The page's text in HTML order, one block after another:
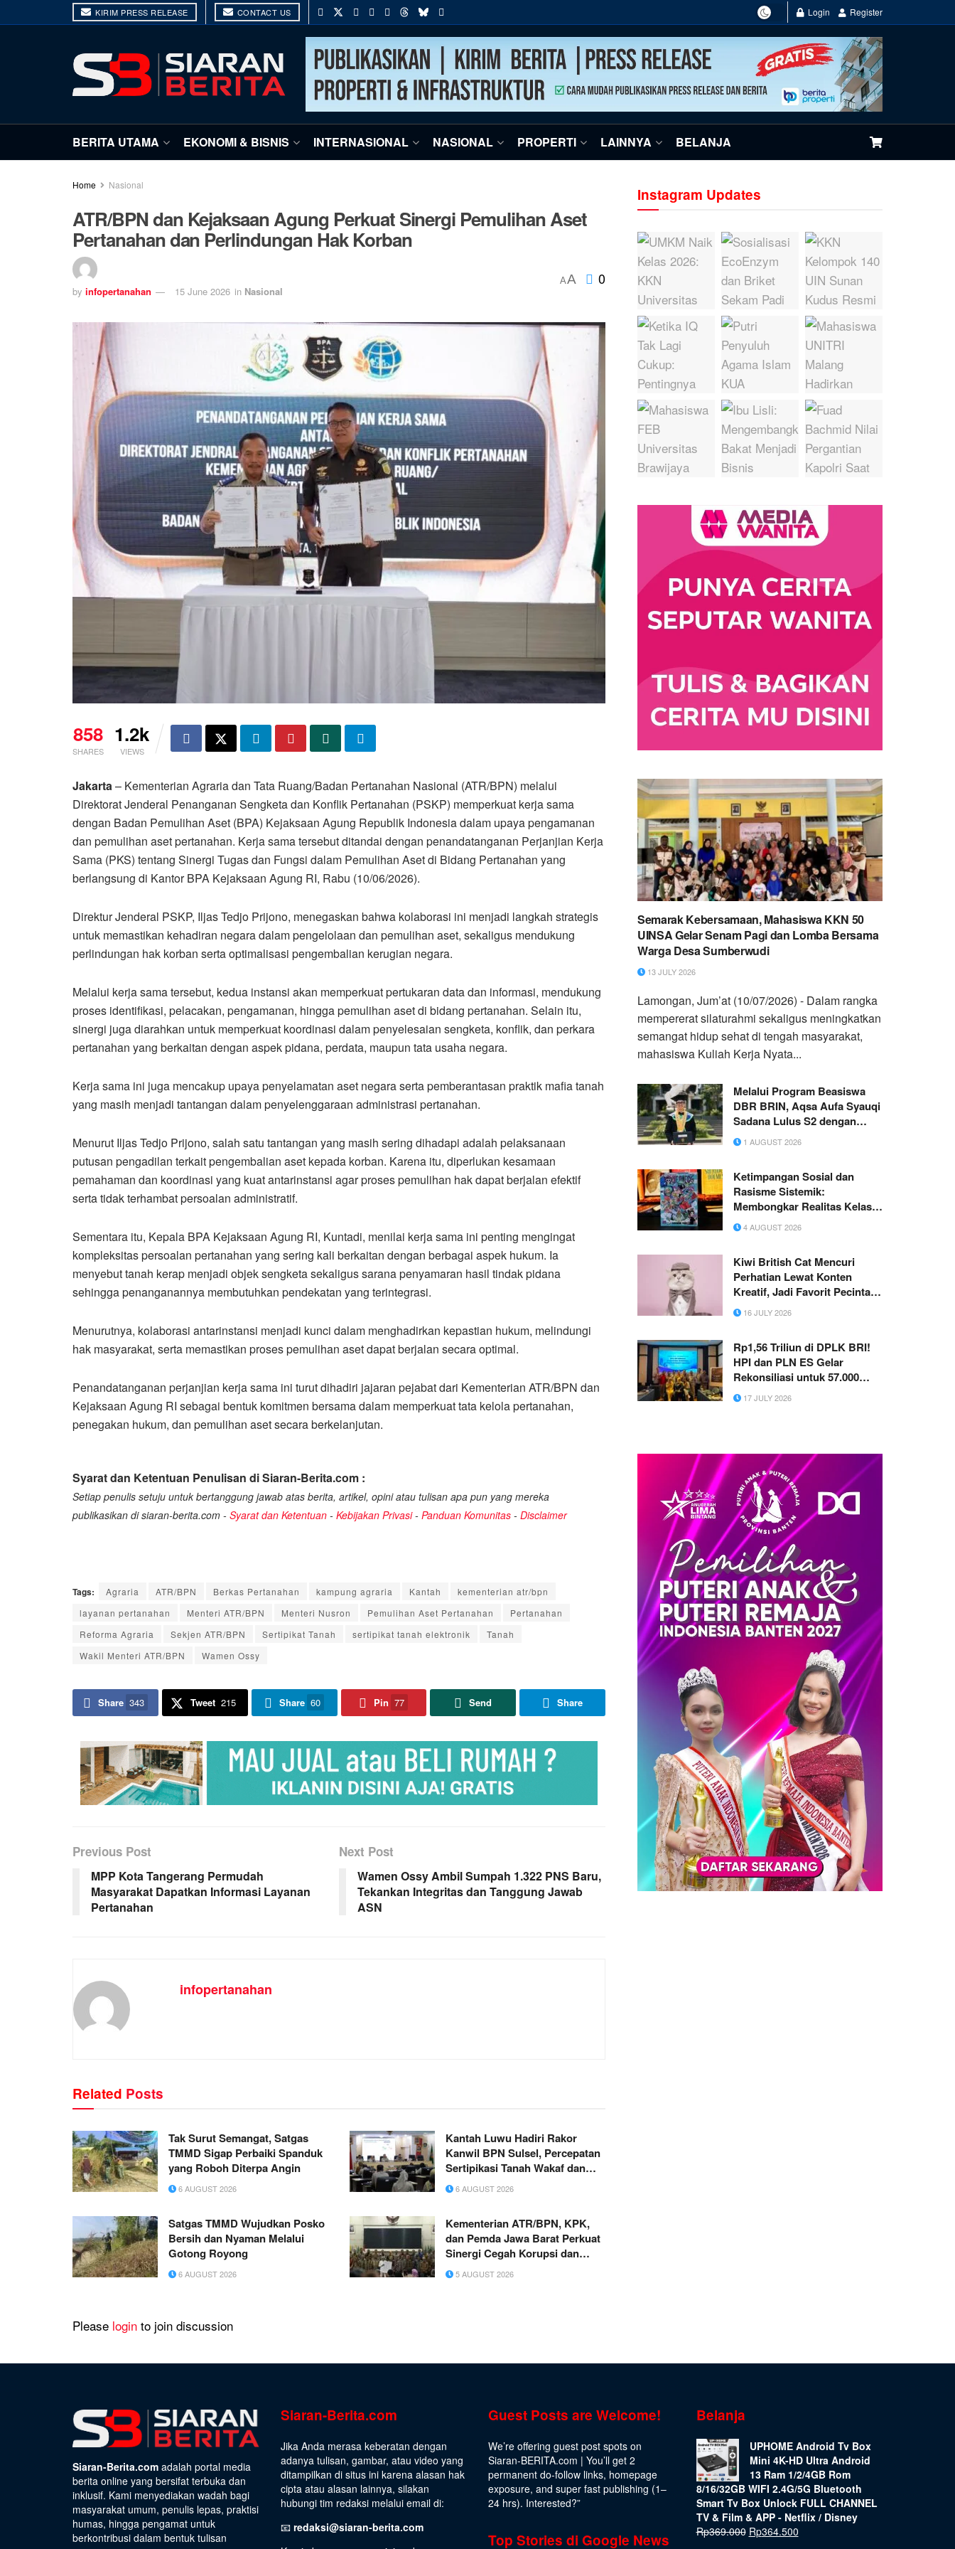
KIRIM PRESS RELEASE CONTACT US Login Register
BERITA UTAMA EKONOMI & BISNIS INTERNASIONAL NASIONAL PROPERTI LAINNYA BELANJA
Home Nasional
ATR/BPN dan Kejaksaan Agung Perkuat Sinergi Pemulihan Aset
Pertanahan dan Perlindungan Hak Korban
by infopertanahan 15 June 2026 in Nasional
AA 0
858
SHARES
1.2k
VIEWS
Jakarta– Kementerian Agraria dan Tata Ruang/Badan Pertanahan Nasional (ATR/BPN) melalui
Direktorat Jenderal Penanganan Sengketa dan Konflik Pertanahan (PSKP) memperkuat kerja sama
dengan Badan Pemulihan Aset (BPA) Kejaksaan Agung Republik Indonesia dalam upaya pengamanan
dan pemulihan aset pertanahan. Kerja sama tersebut ditandai dengan penandatanganan Perjanjian Kerja
Sama (PKS) tentang Sinergi Tugas dan Fungsi dalam Pemulihan Aset di Bidang Pertanahan yang
berlangsung di Kantor BPA Kejaksaan Agung RI, Rabu (10/06/2026).
Direktur Jenderal PSKP, Iljas Tedjo Prijono, menegaskan bahwa kolaborasi ini menjadi langkah strategis
untuk memastikan kehadiran negara dalam pengelolaan dan pemulihan aset, sekaligus mendukung
perlindungan hak korban serta optimalisasi pengembalian kerugian negara.
Melalui kerja sama tersebut, kedua instansi akan memperkuat pertukaran data dan informasi, mendukung
proses identifikasi, pelacakan, pengamanan, hingga pemulihan aset di bidang pertanahan. Selain itu,
sinergi juga diarahkan untuk memperkuat koordinasi dalam penyelesaian sengketa, konflik, dan perkara
pertanahan yang berkaitan dengan aspek pidana, perdata, maupun tata usaha negara.
Kerja sama ini juga mencakup upaya penyelamatan aset negara serta pemberantasan praktik mafia tanah
yang masih menjadi tantangan dalam penyelenggaraan administrasi pertanahan.
Menurut Iljas Tedjo Prijono, salah satu tantangan yang masih sering dihadapi adalah pelaksanaan
putusan pengadilan terkait pengembalian aset kepada korban. Karena itu, diperlukan kesamaan
pemahaman dan koordinasi yang kuat antarinstansi agar proses pemulihan hak dapat berjalan efektif
serta tidak terhambat persoalan administratif.
Sementara itu, Kepala BPA Kejaksaan Agung RI, Kuntadi, menilai kerja sama ini penting mengingat
kompleksitas persoalan pertanahan yang sering kali berkaitan dengan berbagai aspek hukum. Ia
menyebut tanah kerap menjadi objek sengketa sekaligus sarana penyamaran hasil tindak pidana
sehingga penanganannya membutuhkan pendekatan yang terintegrasi.
Menurutnya, kolaborasi antarinstansi menjadi kunci dalam menghadirkan kepastian hukum, melindungi
hak masyarakat, serta memastikan proses pemulihan aset dapat berjalan secara optimal.
Penandatanganan perjanjian kerja sama ini turut dihadiri jajaran pejabat dari Kementerian ATR/BPN dan
Kejaksaan Agung RI sebagai bentuk komitmen bersama dalam memperkuat tata kelola pertanahan,
penegakan hukum, dan pemulihan aset secara berkelanjutan.
Syarat dan Ketentuan Penulisan di Siaran-Berita.com :
Setiap penulis setuju untuk bertanggung jawab atas berita, artikel, opini atau tulisan apa pun yang mereka
publikasikan di siaran-berita.com - Syarat dan Ketentuan - Kebijakan Privasi- Panduan Komunitas - Disclaimer
Tags: Agraria ATR/BPN Berkas Pertanahan kampung agraria Kantah
kementerian atr/bpn
layanan pertanahan
Menteri ATR/BPN Menteri Nusron Pemulihan Aset Pertanahan
Pertanahan
Reforma Agraria
Sekjen ATR/BPN Sertipikat Tanah sertipikat tanah elektronik
Tanah
Wakil Menteri ATR/BPN
Wamen Ossy
Share 343 Tweet 215 Share 60 Pin 77 Send Share
Previous Post
MPP Kota Tangerang Permudah
Masyarakat Dapatkan Informasi Layanan
Pertanahan
Next Post
Wamen Ossy Ambil Sumpah 1.322 PNS Baru,
Tekankan Integritas dan Tanggung Jawab
ASN
infopertanahan
Related Posts
Tak Surut Semangat, Satgas
TMMD Sigap Perbaiki Spanduk
yang Roboh Diterpa Angin
6 AUGUST 2026
Kantah Luwu Hadiri Rakor
Kanwil BPN Sulsel, Percepatan
Sertipikasi Tanah Wakaf dan
MBR Jadi Prioritas
6 AUGUST 2026
Satgas TMMD Wujudkan Posko
Bersih dan Nyaman Melalui
Gotong Royong
6 AUGUST 2026
Kementerian ATR/BPN, KPK,
dan Pemda Jawa Barat Perkuat
Sinergi Cegah Korupsi dan
Dorong Ekonomi Daerah
5 AUGUST 2026
Please login to join discussion
Instagram Updates
Semarak Kebersamaan, Mahasiswa KKN 50
UINSA Gelar Senam Pagi dan Lomba Bersama
Warga Desa Sumberwudi
13 JULY 2026
Lamongan, Jum’at (10/07/2026) - Dalam rangka
mempererat silaturahmi sekaligus meningkatkan
semangat hidup sehat di tengah masyarakat,
mahasiswa Kuliah Kerja Nyata...
Melalui Program Beasiswa
DBR BRIN, Aqsa Aufa Syauqi
Sadana Lulus S2 dengan
Predikat Cumlaude Terbaik
1 AUGUST 2026
Ketimpangan Sosial dan
Rasisme Sistemik:
Membongkar Realitas Kelas
dalam One Piece
4 AUGUST 2026
Kiwi British Cat Mencuri
Perhatian Lewat Konten
Kreatif, Jadi Favorit Pecinta
Kucing di TikTok
16 JULY 2026
Rp1,56 Triliun di DPLK BRI!
HPI dan PLN ES Gelar
Rekonsiliasi untuk 57.000
Pekerja
17 JULY 2026
Siaran-Berita.com adalah portal media
berita online yang bersifat terbuka dan
inklusif. Kami menyediakan wadah bagi
masyarakat umum, penulis lepas, praktisi
humas, hingga pengamat untuk
berkontribusi dalam bentuk tulisan
Siaran-Berita.com
Jika Anda merasa keberatan dengan
adanya tulisan, gambar, atau video yang
ditampilkan di situs ini karena alasan hak
cipta atau alasan lainnya, silakan
hubungi tim redaksi melalui email di:
📧 redaksi@siaran-berita.com
Guest Posts are Welcome!
We’re offering guest post spots on
Siaran-BERITA.com | You’ll get 2
permanent do-follow links, homepage
exposure, and super fast publishing (1–
24 hrs). Interested?”
Top Stories di Google News
Belanja
UPHOME Android Tv Box
Mini 4K-HD Ultra Android
13 Ram 1/2/4GB Rom
8/16/32GB WIFI 2.4G/5G Bluetooth
Smart Tv Box Unlock FULL CHANNEL
TV & Film & APP - Netflix / Disney
Rp369.000 Rp364.500